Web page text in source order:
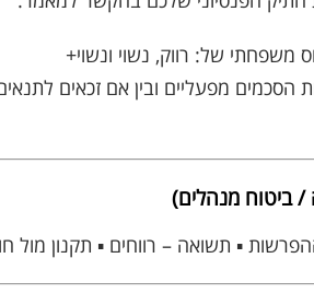
של: רווק, נשוי ונשוי+
מפעליים ובין אם זכאים
/ ביטוח מנהלים)
▪ תשואה – רווחים ▪ תקנון מול